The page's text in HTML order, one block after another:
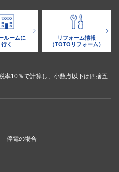
ルームに
行く
リフォーム情報
（TOTOリフォーム）
10％で計算し、小数点以下は四捨五
停電の場合